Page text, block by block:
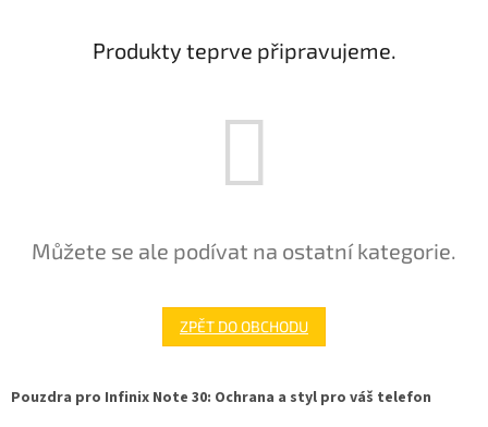
Produkty teprve připravujeme.
Můžete se ale podívat na ostatní kategorie.
ZPĚT DO OBCHODU
Pouzdra pro Infinix Note 30: Ochrana a styl pro váš telefon